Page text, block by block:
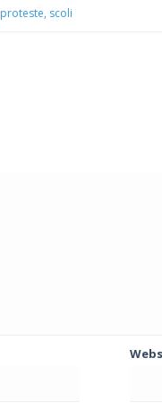
proteste, scoli